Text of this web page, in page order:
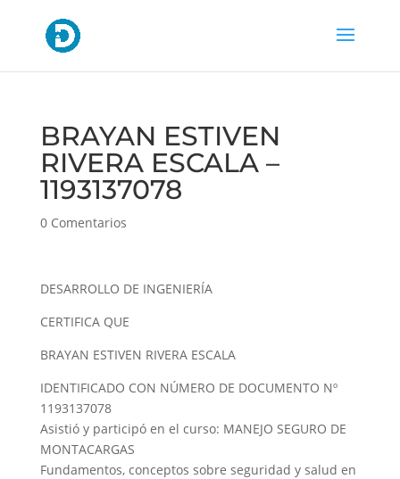
BRAYAN ESTIVEN
RIVERA ESCALA –
1193137078
0 Comentarios
DESARROLLO DE INGENIERÍA
CERTIFICA QUE
BRAYAN ESTIVEN RIVERA ESCALA
IDENTIFICADO CON NÚMERO DE DOCUMENTO Nº
1193137078
Asistió y participó en el curso: MANEJO SEGURO DE
MONTACARGAS
Fundamentos, conceptos sobre seguridad y salud en